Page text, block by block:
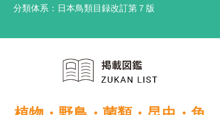
類ほか51冊の生物図鑑を使
い放題